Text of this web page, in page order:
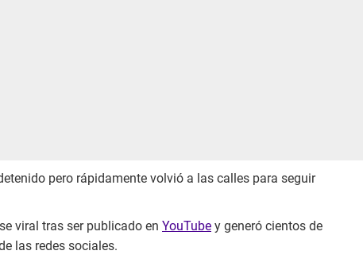
pero rápidamente volvió a las calles para seguir
viral tras ser publicado en YouTube y generó cientos de
las redes sociales.